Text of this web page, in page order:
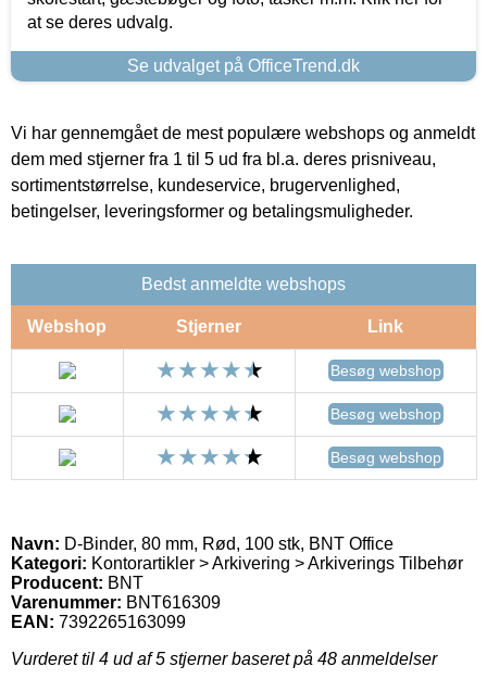
at se deres udvalg.
Se udvalget på OfficeTrend.dk
Vi har gennemgået de mest populære webshops og anmeldt
dem med stjerner fra 1 til 5 ud fra bl.a. deres prisniveau,
sortimentstørrelse, kundeservice, brugervenlighed,
betingelser, leveringsformer og betalingsmuligheder.
Bedst anmeldte webshops
Webshop Stjerner Link
Besøg webshop
Besøg webshop
Besøg webshop
Navn: D-Binder, 80 mm, Rød, 100 stk, BNT Office
Kategori: Kontorartikler > Arkivering > Arkiverings Tilbehør
Producent: BNT
Varenummer: BNT616309
EAN: 7392265163099
Vurderet til 4 ud af 5 stjerner baseret på 48 anmeldelser